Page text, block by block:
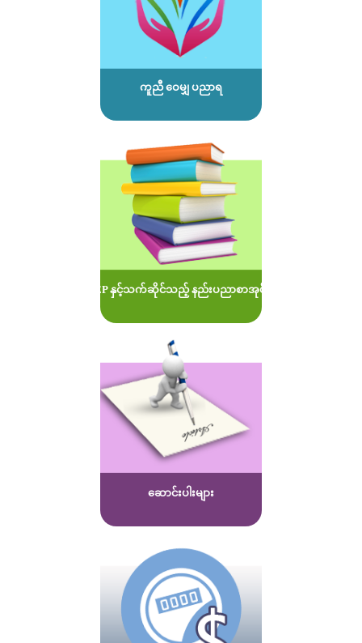
ကူညီ ဝေမျှ ပညာရ
MOEP နှင့်သက်ဆိုင်သည့် နည်းပညာစာအုပ်များ
ဆောင်းပါးများ